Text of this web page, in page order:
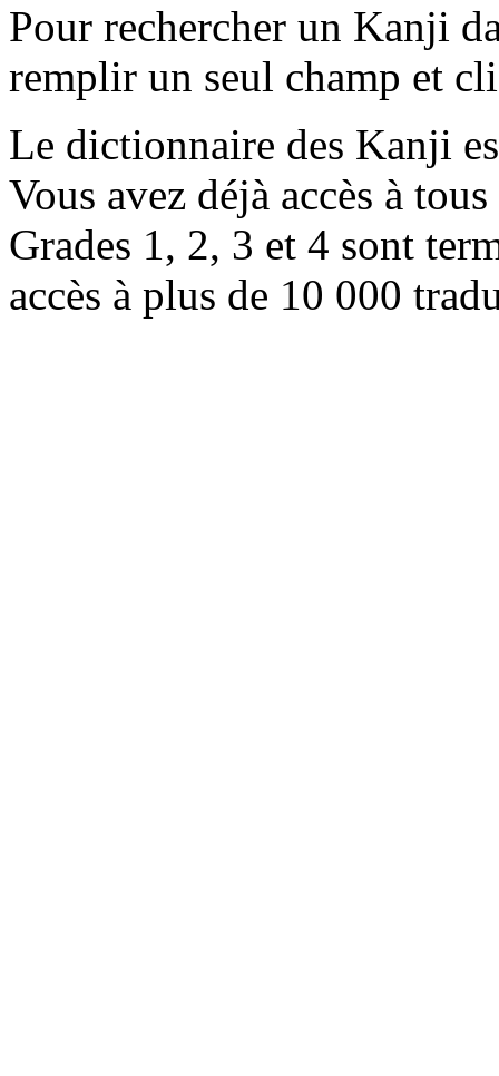
Pour rechercher un Kanji
remplir un seul champ et
Le dictionnaire des Kanji
Vous avez déjà accès à
Grades 1, 2, 3 et 4 sont
accès à plus de 10 000